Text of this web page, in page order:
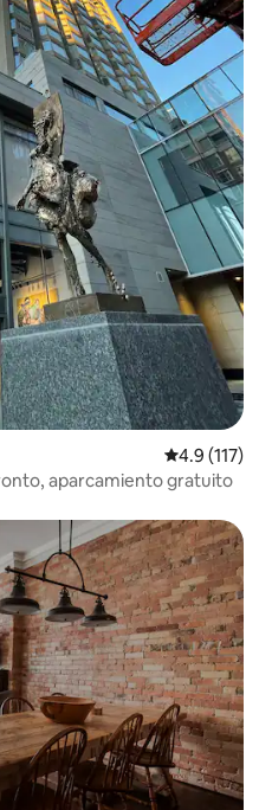
Calificación
4.9 (117)
aparcamiento gratuito